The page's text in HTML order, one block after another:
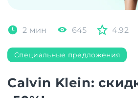
2 мин 645 4.92
Специальные предложения
Calvin Klein: